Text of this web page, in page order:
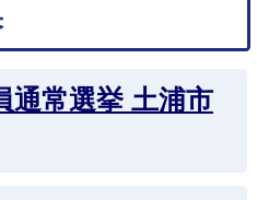
通常選挙 土浦市